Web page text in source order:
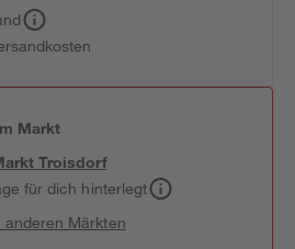
Markt
Troisdorf
für dich hinterlegt
anderen Märkten